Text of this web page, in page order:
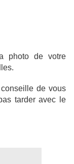
photo de votre
de vous
tarder avec le